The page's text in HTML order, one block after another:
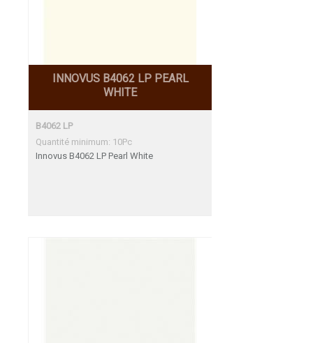
INNOVUS B4062 LP PEARL
WHITE
B4062 LP
Quantité minimum: 10Pc
Innovus B4062 LP Pearl White